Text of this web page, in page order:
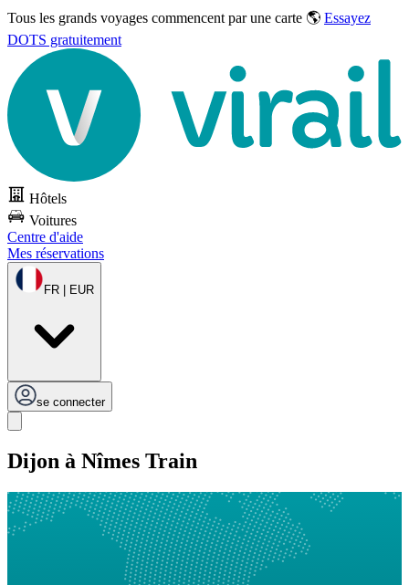
Tous les grands voyages commencent par une carte 🌎 Essayez
DOTS gratuitement
Hôtels
Voitures
Centre d'aide
Mes réservations
FR | EUR
se connecter
Dijon à Nîmes Train